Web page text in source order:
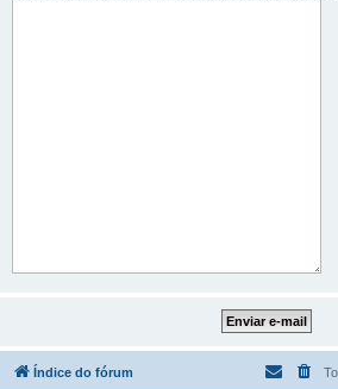
Índice do fórum